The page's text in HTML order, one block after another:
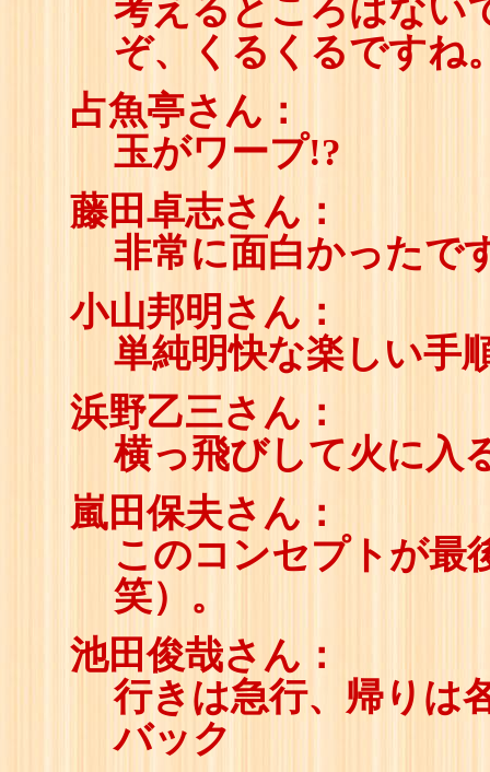
考えるところはない
ぞ、くるくるですね
占魚亭さん：
玉がワープ!?
藤田卓志さん：
非常に面白かったで
小山邦明さん：
単純明快な楽しい手
浜野乙三さん：
横っ飛びして火に入
嵐田保夫さん：
このコンセプトが最
笑）。
池田俊哉さん：
行きは急行、帰りは
バック